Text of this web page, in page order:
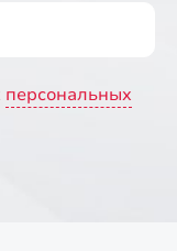
персональных